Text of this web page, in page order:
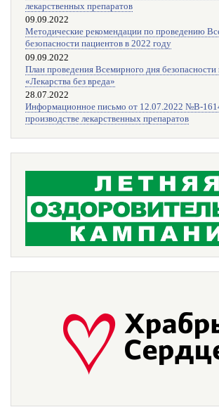
лекарственных препаратов
09.09.2022
Методические рекомендации по проведению
безопасности пациентов в 2022 году
09.09.2022
План проведения Всемирного дня безопасности
«Лекарства без вреда»
28.07.2022
Информационное письмо от 12.07.2022 №В-
производстве лекарственных препаратов